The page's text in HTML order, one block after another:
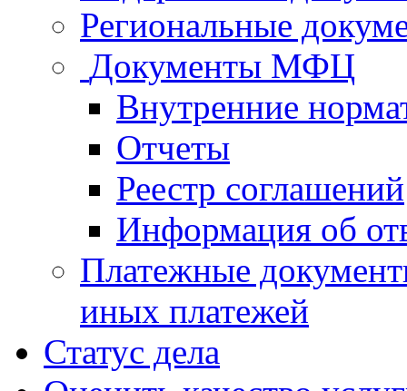
Региональные
Документы МФЦ
Внутренние
Отчеты
Реестр соглашений
Информация об
Платежные
иных платежей
Статус дела